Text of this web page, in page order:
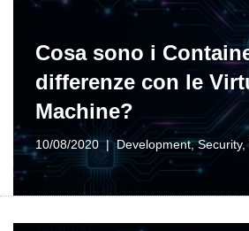
Cosa sono i
differenze con le
Machine?
10/08/2020 Development,Security,